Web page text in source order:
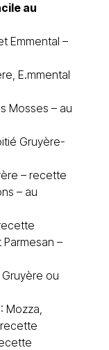
au
Emmental –
E.mmental
Mosses – au
Gruyère-
– recette
– au
–
ou
Mozza,